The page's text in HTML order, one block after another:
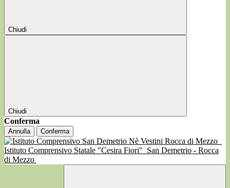
Chiudi
Chiudi
Conferma
Annulla Conferma
Istituto Comprensivo Statale "Cesira Fiori" San Demetrio - Rocca
di Mezzo